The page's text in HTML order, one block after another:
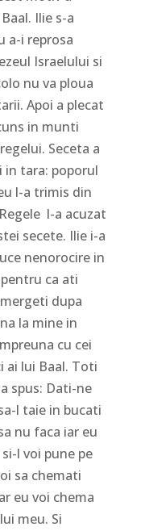
Ilie s-a
a-i reprosa
Israelului si
nu va ploua
Apoi a plecat
in munti
Seceta a
in tara: poporul
l-a trimis din
l-a acuzat
secete. Ilie i-a
nenorocire in
ca ati
dupa
la mine in
cu cei
ai lui Baal. Toti
spus: Dati-ne
l taie in bucati
nu faca iar eu
l voi pune pe
sa chemati
eu voi chema
meu. Si